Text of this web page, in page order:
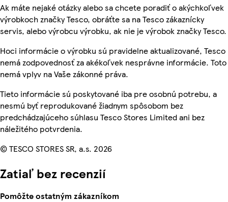
Ak máte nejaké otázky alebo sa chcete poradiť o akýchkoľvek
výrobkoch značky Tesco, obráťte sa na Tesco zákaznícky
servis, alebo výrobcu výrobku, ak nie je výrobok značky Tesco.
Hoci informácie o výrobku sú pravidelne aktualizované, Tesco
nemá zodpovednosť za akékoľvek nesprávne informácie. Toto
nemá vplyv na Vaše zákonné práva.
Tieto informácie sú poskytované iba pre osobnú potrebu, a
nesmú byť reprodukované žiadnym spôsobom bez
predchádzajúceho súhlasu Tesco Stores Limited ani bez
náležitého potvrdenia.
© TESCO STORES SR, a.s. 2026
Zatiaľ bez recenzií
Pomôžte ostatným zákazníkom